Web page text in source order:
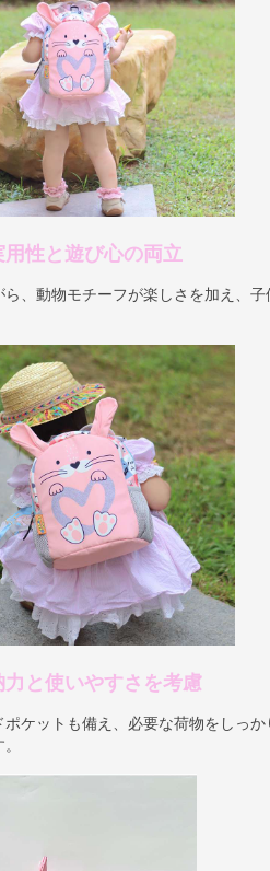
用性と遊び心の両立
、動物モチーフが楽しさを加え、子
力と使いやすさを考慮
ポケットも備え、必要な荷物をしっか